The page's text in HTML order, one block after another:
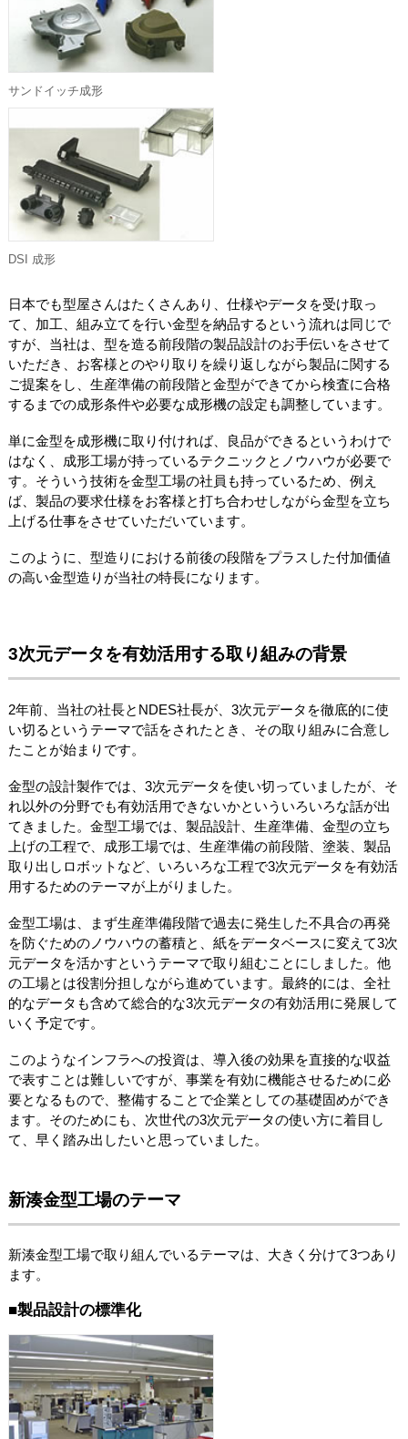
サンドイッチ成形
DSI 成形
日本でも型屋さんはたくさんあり、仕様やデータを受け取っ
て、加工、組み立てを行い金型を納品するという流れは同じで
すが、当社は、型を造る前段階の製品設計のお手伝いをさせて
いただき、お客様とのやり取りを繰り返しながら製品に関する
ご提案をし、生産準備の前段階と金型ができてから検査に合格
するまでの成形条件や必要な成形機の設定も調整しています。
単に金型を成形機に取り付ければ、良品ができるというわけで
はなく、成形工場が持っているテクニックとノウハウが必要で
す。そういう技術を金型工場の社員も持っているため、例え
ば、製品の要求仕様をお客様と打ち合わせしながら金型を立ち
上げる仕事をさせていただいています。
このように、型造りにおける前後の段階をプラスした付加価値
の高い金型造りが当社の特長になります。
3次元データを有効活用する取り組みの背景
2年前、当社の社長とNDES社長が、3次元データを徹底的に使
い切るというテーマで話をされたとき、その取り組みに合意し
たことが始まりです。
金型の設計製作では、3次元データを使い切っていましたが、そ
れ以外の分野でも有効活用できないかといういろいろな話が出
てきました。金型工場では、製品設計、生産準備、金型の立ち
上げの工程で、成形工場では、生産準備の前段階、塗装、製品
取り出しロボットなど、いろいろな工程で3次元データを有効活
用するためのテーマが上がりました。
金型工場は、まず生産準備段階で過去に発生した不具合の再発
を防ぐためのノウハウの蓄積と、紙をデータベースに変えて3次
元データを活かすというテーマで取り組むことにしました。他
の工場とは役割分担しながら進めています。最終的には、全社
的なデータも含めて総合的な3次元データの有効活用に発展して
いく予定です。
このようなインフラへの投資は、導入後の効果を直接的な収益
で表すことは難しいですが、事業を有効に機能させるために必
要となるもので、整備することで企業としての基礎固めができ
ます。そのためにも、次世代の3次元データの使い方に着目し
て、早く踏み出したいと思っていました。
新湊金型工場のテーマ
新湊金型工場で取り組んでいるテーマは、大きく分けて3つあり
ます。
■製品設計の標準化